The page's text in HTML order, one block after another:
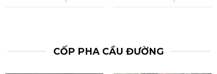
5
5
CỐP PHA CẦU ĐƯỜNG